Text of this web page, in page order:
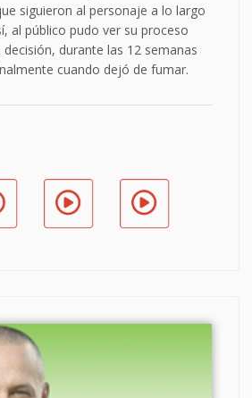
siguieron al personaje a lo largo
al público pudo ver su proceso
durante las 12 semanas
cuando dejó de fumar.